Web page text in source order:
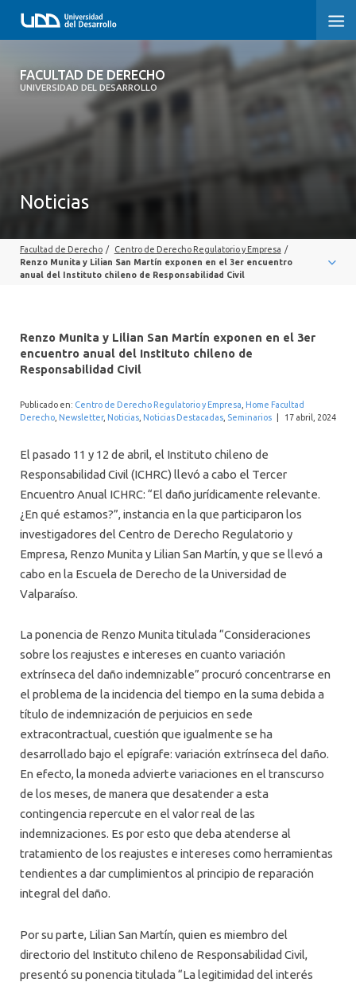
FACULTAD DE DERECHO
UNIVERSIDAD DEL DESARROLLO
FACULTAD DE DERECHO
SOBRE LA FACULTAD
PROFESORES
INTERNACIONAL
Noticias
Facultad de Derecho / Centro de Derecho Regulatorio y Empresa /
Renzo Munita y Lilian San Martín exponen en el 3er encuentro
anual del Instituto chileno de Responsabilidad Civil
Renzo Munita y Lilian San Martín exponen en el 3er
encuentro anual del Instituto chileno de
Responsabilidad Civil
Publicado en: Centro de Derecho Regulatorio y Empresa Home Facultad
Derecho Newsletter, Noticias Noticias Destacadas Seminarios 17 abril, 2024
El pasado 11 y 12 de abril, el Instituto chileno de
Responsabilidad Civil (ICHRC) llevó a cabo el Tercer
Encuentro Anual ICHRC: “El daño jurídicamente relevante.
¿En qué estamos?”, instancia en la que participaron los
investigadores del Centro de Derecho Regulatorio y
Empresa, Renzo Munita y Lilian San Martín, y que se llevó a
cabo en la Escuela de Derecho de la Universidad de
Valparaíso.
La ponencia de Renzo Munita titulada “Consideraciones
sobre los reajustes e intereses en cuanto variación
extrínseca del daño indemnizable” procuró concentrarse en
el problema de la incidencia del tiempo en la suma debida a
título de indemnización de perjuicios en sede
extracontractual, cuestión que igualmente se ha
desarrollado bajo el epígrafe: variación extrínseca del daño.
En efecto, la moneda advierte variaciones en el transcurso
de los meses, de manera que desatender a esta
contingencia repercute en el valor real de las
indemnizaciones. Es por esto que deba atenderse al
tratamiento de los reajustes e intereses como herramientas
tendientes a dar cumplimientos al principio de reparación
integral del daño.
Por su parte, ⁠Lilian San Martín, quien es miembro del
directorio del Instituto chileno de Responsabilidad Civil,
presentó su ponencia titulada “La legitimidad del interés